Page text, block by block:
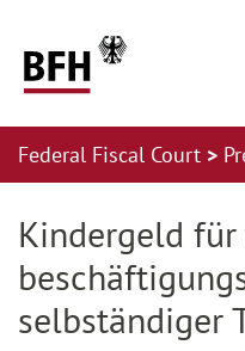
Federal Fiscal Court
Kindergeld
selbständiger